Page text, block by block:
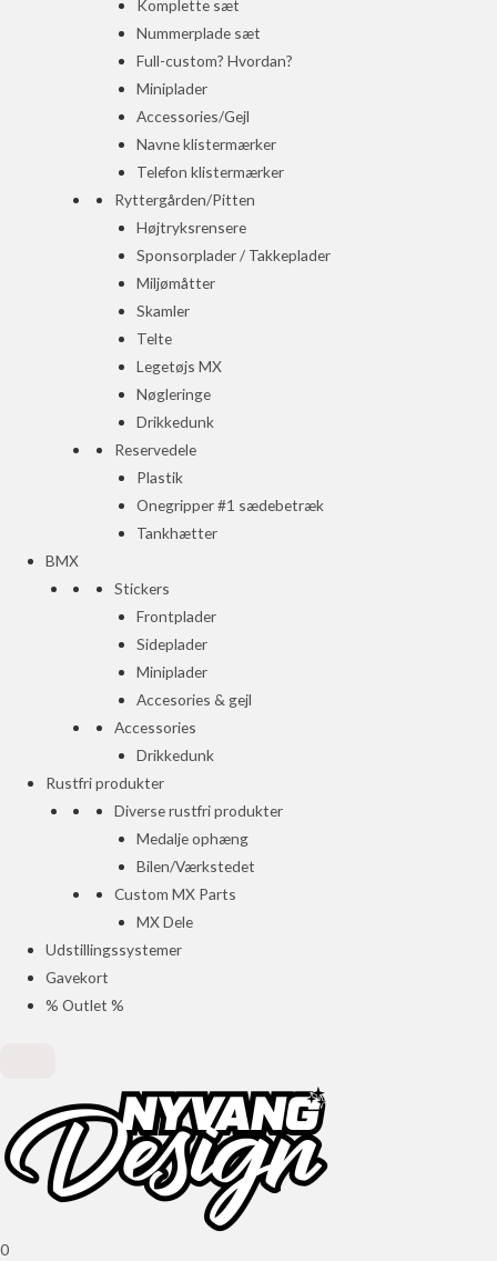
Komplette sæt
Nummerplade sæt
Full-custom? Hvordan?
Miniplader
Accessories/Gejl
Navne klistermærker
Telefon klistermærker
Ryttergården/Pitten
Højtryksrensere
Sponsorplader / Takkeplader
Miljømåtter
Skamler
Telte
Legetøjs MX
Nøgleringe
Drikkedunk
Reservedele
Plastik
Onegripper #1 sædebetræk
Tankhætter
BMX
Stickers
Frontplader
Sideplader
Miniplader
Accesories & gejl
Accessories
Drikkedunk
Rustfri produkter
Diverse rustfri produkter
Medalje ophæng
Bilen/Værkstedet
Custom MX Parts
MX Dele
Udstillingssystemer
Gavekort
% Outlet %
0